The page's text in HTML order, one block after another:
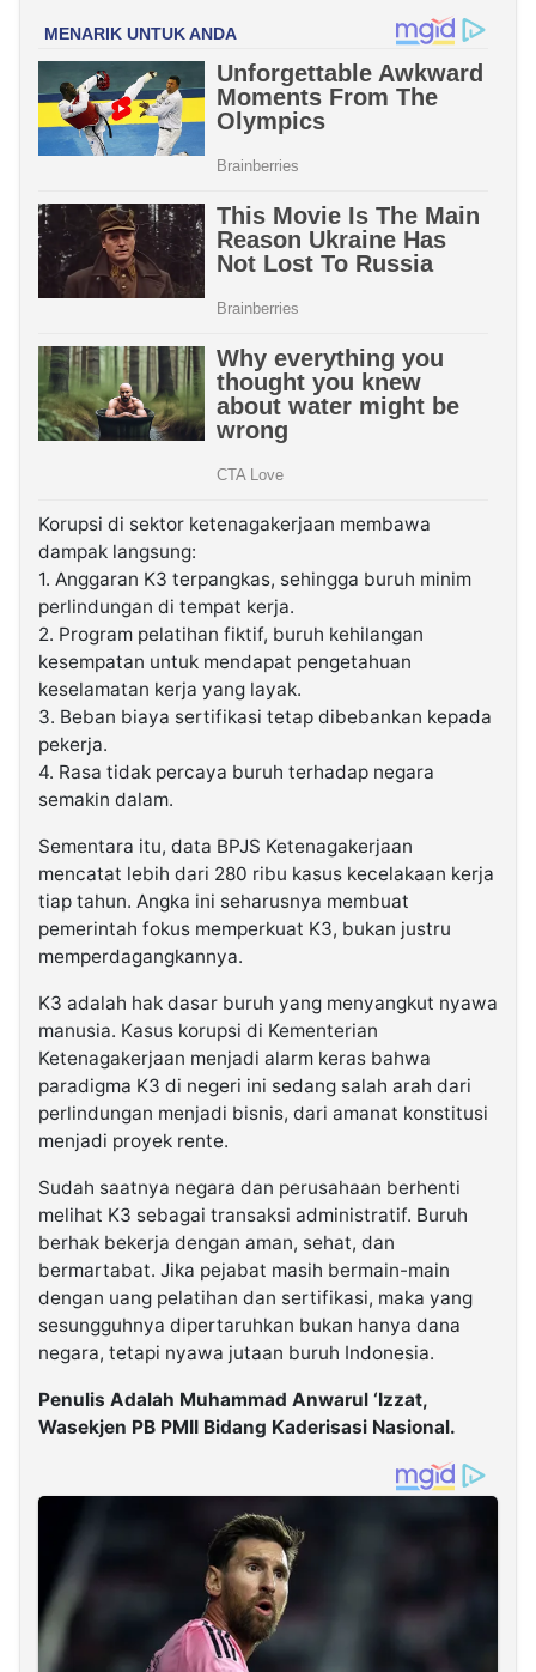
Korupsi di sektor ketenagakerjaan membawa
dampak langsung:
1. Anggaran K3 terpangkas, sehingga buruh minim
perlindungan di tempat kerja.
2. Program pelatihan fiktif, buruh kehilangan
kesempatan untuk mendapat pengetahuan
keselamatan kerja yang layak.
3. Beban biaya sertifikasi tetap dibebankan kepada
pekerja.
4. Rasa tidak percaya buruh terhadap negara
semakin dalam.
Sementara itu, data BPJS Ketenagakerjaan
mencatat lebih dari 280 ribu kasus kecelakaan kerja
tiap tahun. Angka ini seharusnya membuat
pemerintah fokus memperkuat K3, bukan justru
memperdagangkannya.
K3 adalah hak dasar buruh yang menyangkut nyawa
manusia. Kasus korupsi di Kementerian
Ketenagakerjaan menjadi alarm keras bahwa
paradigma K3 di negeri ini sedang salah arah dari
perlindungan menjadi bisnis, dari amanat konstitusi
menjadi proyek rente.
Sudah saatnya negara dan perusahaan berhenti
melihat K3 sebagai transaksi administratif. Buruh
berhak bekerja dengan aman, sehat, dan
bermartabat. Jika pejabat masih bermain-main
dengan uang pelatihan dan sertifikasi, maka yang
sesungguhnya dipertaruhkan bukan hanya dana
negara, tetapi nyawa jutaan buruh Indonesia.
Penulis Adalah Muhammad Anwarul ‘Izzat,
Wasekjen PB PMII Bidang Kaderisasi Nasional.